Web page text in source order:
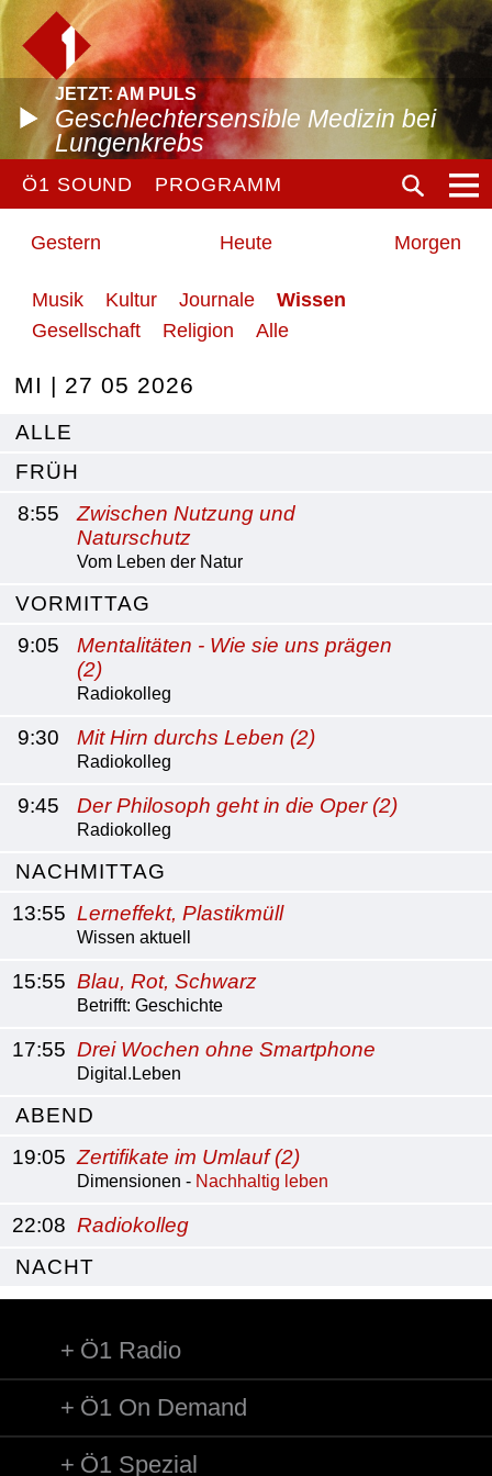
JETZT: AM PULS
Geschlechtersensible Medizin bei
Lungenkrebs
Ö1 SOUND PROGRAMM
Gestern Heute Morgen
Musik Kultur Journale
Wissen
Gesellschaft
Religion Alle
MI | 27 05 2026
ALLE
FRÜH
8:55
Zwischen Nutzung und
Naturschutz
Vom Leben der Natur
VORMITTAG
9:05
Mentalitäten - Wie sie uns prägen
(2)
Radiokolleg
9:30 Mit Hirn durchs Leben (2)
Radiokolleg
9:45 Der Philosoph geht in die Oper (2)
Radiokolleg
NACHMITTAG
13:55 Lerneffekt, Plastikmüll
Wissen aktuell
15:55 Blau, Rot, Schwarz
Betrifft: Geschichte
17:55 Drei Wochen ohne Smartphone
Digital.Leben
ABEND
19:05 Zertifikate im Umlauf (2)
Dimensionen - Nachhaltig leben
22:08 Radiokolleg
NACHT
Ö1 Radio
Ö1 On Demand
Ö1 Spezial